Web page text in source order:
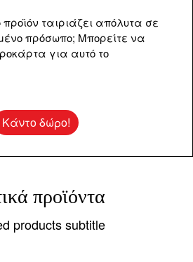
προϊόν ταιριάζει απόλυτα σε
πρόσωπο; Μπορείτε να
για αυτό το
Κάντο δώρο!
προϊόντα
products subtitle